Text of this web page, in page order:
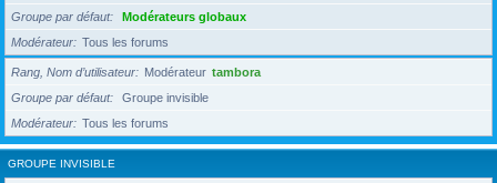
Groupe par défaut
Modérateurs globaux
Modérateur
Tous les forums
Rang, Nom d’utilisateur Modérateur tambora
Groupe par défaut
Groupe invisible
Modérateur
Tous les forums
GROUPE INVISIBLE